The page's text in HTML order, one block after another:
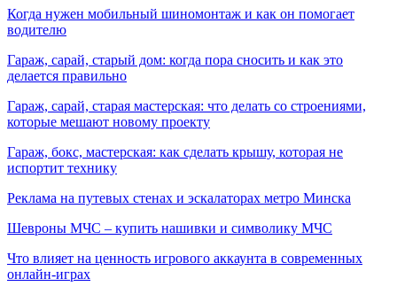
Когда нужен мобильный шиномонтаж и как он помогает
водителю
Гараж, сарай, старый дом: когда пора сносить и как это
делается правильно
Гараж, сарай, старая мастерская: что делать со строениями,
которые мешают новому проекту
Гараж, бокс, мастерская: как сделать крышу, которая не
испортит технику
Реклама на путевых стенах и эскалаторах метро Минска
Шевроны МЧС – купить нашивки и символику МЧС
Что влияет на ценность игрового аккаунта в современных
онлайн-играх